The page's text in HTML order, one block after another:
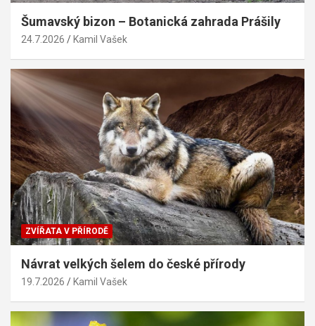
Šumavský bizon – Botanická zahrada Prášily
24.7.2026 Kamil Vašek
ZVÍŘATA V PŘÍRODĚ
Návrat velkých šelem do české přírody
19.7.2026 Kamil Vašek